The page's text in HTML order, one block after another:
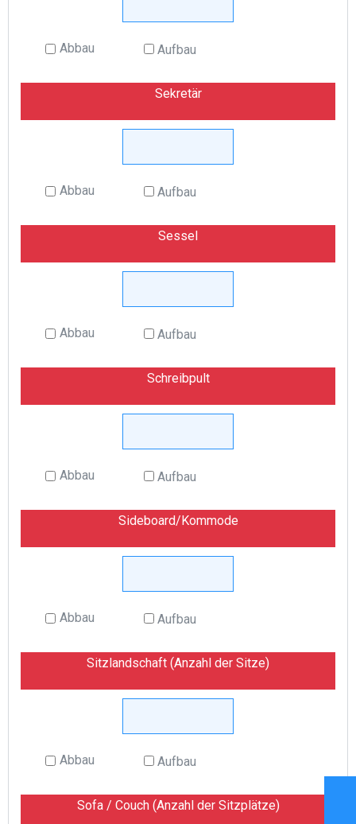
Abbau Aufbau
Sekretär
Abbau Aufbau
Sessel
Abbau Aufbau
Schreibpult
Abbau Aufbau
Sideboard/Kommode
Abbau Aufbau
Sitzlandschaft (Anzahl der Sitze)
Abbau Aufbau
Sofa / Couch (Anzahl der Sitzplätze)